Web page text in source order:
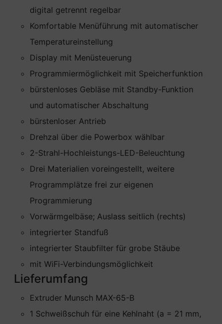
digital getrennt regelbar
Komfortable Menüführung mit automatischer
Temperatureinstellung
Display mit Menüsteuerung
Programmiermöglichkeit mit Speicherfunktion
bürstenloses Gebläse mit Standby-Funktion
und automatischer Abschaltung
bürstenloser Antrieb
Drehzal über die Powerbox wählbar
2-Strahl-Hochleistungs-LED-Beleuchtung
Drei Materialien voreingestellt, weitere
Programmplätze frei zur eigenen
Programmierung
Vorwärmgelbäse; Auslass seitlich (rechts)
integrierter Standfuß
integrierter Staubfilter für grobe Stäube
mit WiFi-Verbindungsmöglichkeit
Lieferumfang
Extruder Munsch MAX-65-B
1 Schweißschuh für eine Kehlnaht (a = 21 mm,